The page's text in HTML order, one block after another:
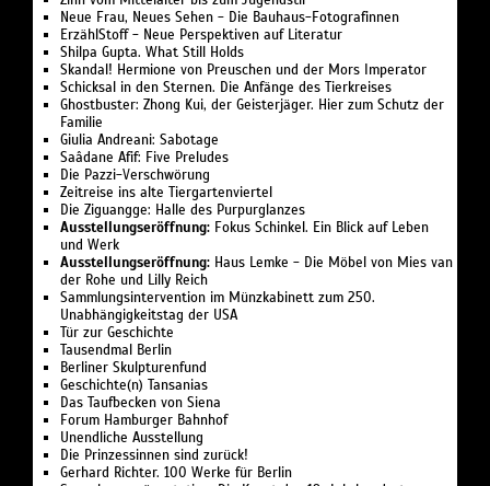
Neue Frau, Neues Sehen - Die Bauhaus-Fotografinnen
ErzählStoff - Neue Perspektiven auf Literatur
Shilpa Gupta. What Still Holds
Skandal! Hermione von Preuschen und der Mors Imperator
Schicksal in den Sternen. Die Anfänge des Tierkreises
Ghostbuster: Zhong Kui, der Geisterjäger. Hier zum Schutz der
Familie
Giulia Andreani: Sabotage
Saâdane Afif: Five Preludes
Die Pazzi-Verschwörung
Zeitreise ins alte Tiergartenviertel
Die Ziguangge: Halle des Purpurglanzes
Ausstellungseröffnung: Fokus Schinkel. Ein Blick auf Leben
und Werk
Ausstellungseröffnung: Haus Lemke - Die Möbel von Mies van
der Rohe und Lilly Reich
Sammlungsintervention im Münzkabinett zum 250.
Unabhängigkeitstag der USA
Tür zur Geschichte
Tausendmal Berlin
Berliner Skulpturenfund
Geschichte(n) Tansanias
Das Taufbecken von Siena
Forum Hamburger Bahnhof
Unendliche Ausstellung
Die Prinzessinnen sind zurück!
Gerhard Richter. 100 Werke für Berlin